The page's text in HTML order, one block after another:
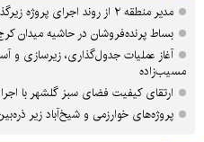
مدیر منطقه ۲ از روند اجرای پروژه زیرگذر شیخ‌آباد بازدید کرد
بساط پرنده‌فروشان در حاشیه میدان
آغاز عملیات جدول‌گذاری، زیرسازی و
مسیب‌زاده
ارتقای کیفیت فضای سبز گلشهر با
پروژه‌های خوارزمی و شیخ‌آباد زیر